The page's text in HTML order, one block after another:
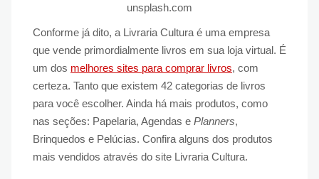
unsplash.com
Conforme já dito, a Livraria Cultura é uma empresa
que vende primordialmente livros em sua loja virtual. É
um dos melhores sites para comprar livros, com
certeza. Tanto que existem 42 categorias de livros
para você escolher. Ainda há mais produtos, como
nas seções: Papelaria, Agendas e Planners,
Brinquedos e Pelúcias. Confira alguns dos produtos
mais vendidos através do site Livraria Cultura.